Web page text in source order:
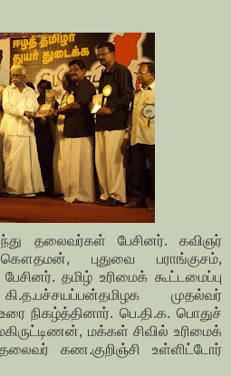
தலைவர்கள் பேசினர். கவிஞர்
புதுவை பராங்குசம்,
தமிழ் உரிமைக் கூட்டமைப்பு
முதல்வர்
நிகழ்த்தினார். பெ.தி.க. பொதுச்
மக்கள் சிவில் உரிமைக்
கண.குறிஞ்சி உள்ளிட்டோர்